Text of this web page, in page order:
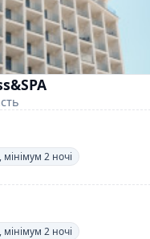
мінімум 2 ночі
мінімум 2 ночі